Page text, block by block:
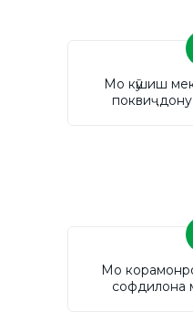
Мо кӯшиш
Мо
софдилона